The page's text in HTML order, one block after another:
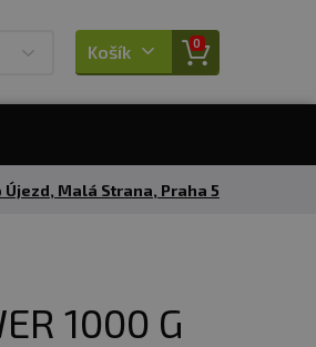
Košík 0
Újezd, Malá Strana, Praha 5
1000 G